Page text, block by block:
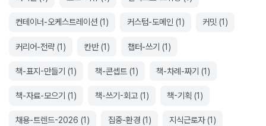
컨테이너-오케스트레이션 (1) 커스텀-도메인 (1) 커밋 (1)
커리어-전략 (1) 칸반(1) 챕터-쓰기 (1)
책-표지-만들기 (1) 책-콘셉트 (1) 책-차례-짜기 (1)
책-자료-모으기 (1) 책-쓰기-회고(1) 책-기획 (1)
채용-트렌드-2026 (1) 집중-환경(1) 지식근로자(1)